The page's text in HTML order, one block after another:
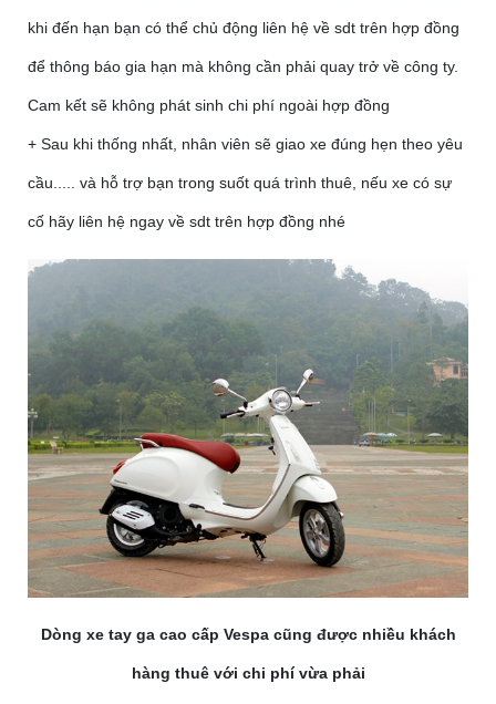
khi đến hạn bạn có thể chủ động liên hệ về sdt trên hợp đồng
để thông báo gia hạn mà không cần phải quay trở về công ty.
Cam kết sẽ không phát sinh chi phí ngoài hợp đồng
+ Sau khi thống nhất, nhân viên sẽ giao xe đúng hẹn theo yêu
cầu..... và hỗ trợ bạn trong suốt quá trình thuê, nếu xe có sự
cố hãy liên hệ ngay về sdt trên hợp đồng nhé
Dòng xe tay ga cao cấp Vespa cũng được nhiều khách
hàng thuê với chi phí vừa phải